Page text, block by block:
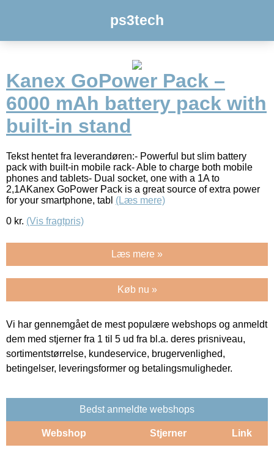
ps3tech
Kanex GoPower Pack –
6000 mAh battery pack with
built-in stand
Tekst hentet fra leverandøren:- Powerful but slim battery
pack with built-in mobile rack- Able to charge both mobile
phones and tablets- Dual socket, one with a 1A to
2,1AKanex GoPower Pack is a great source of extra power
for your smartphone, tabl (Læs mere)
0 kr. (Vis fragtpris)
Læs mere »
Køb nu »
Vi har gennemgået de mest populære webshops og anmeldt
dem med stjerner fra 1 til 5 ud fra bl.a. deres prisniveau,
sortimentstørrelse, kundeservice, brugervenlighed,
betingelser, leveringsformer og betalingsmuligheder.
Bedst anmeldte webshops
Webshop Stjerner Link